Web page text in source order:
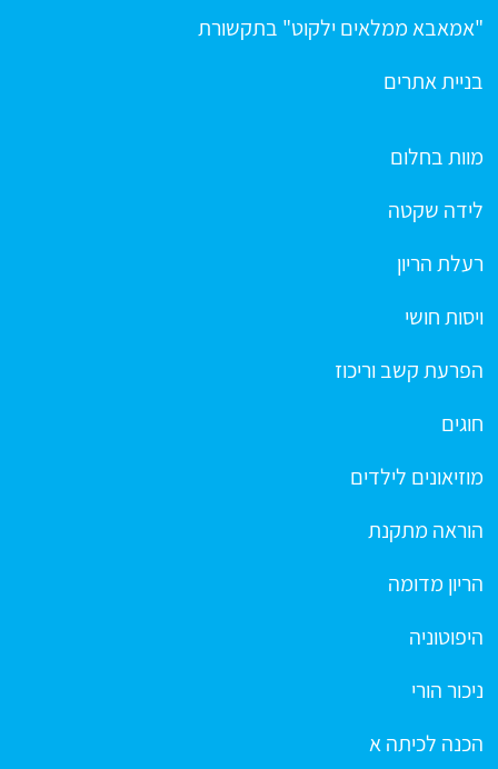
"אמאבא ממלאים ילקוט" בתקשורת
בניית אתרים
מוות בחלום
לידה שקטה
רעלת הריון
ויסות חושי
הפרעת קשב וריכוז
חוגים
מוזיאונים לילדים
הוראה מתקנת
הריון מדומה
היפוטוניה
ניכור הורי
הכנה לכיתה א